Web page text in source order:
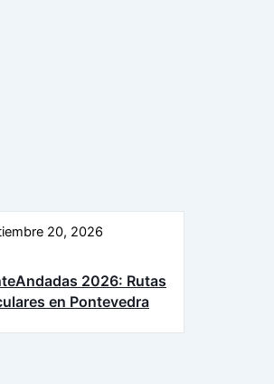
20, 2026
2026: Rutas
en Pontevedra